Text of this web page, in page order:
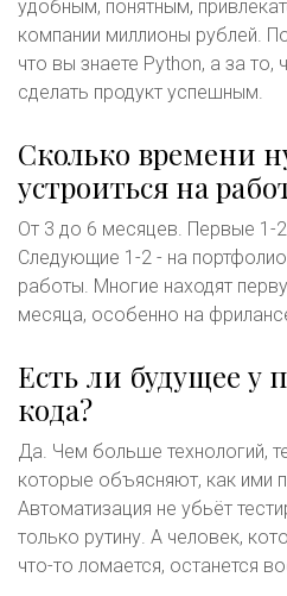
удобным, понятным,
компании миллионы рублей.
что вы знаете Python, а за то,
сделать продукт успешным.
Сколько времени
устроиться на
От 3 до 6 месяцев. Первые 1-
Следующие 1-2 - на
работы. Многие находят
месяца, особенно на
Есть ли будущее у
кода?
Да. Чем больше технологий,
которые объясняют, как ими
Автоматизация не убьёт
только рутину. А человек,
что-то ломается, останется